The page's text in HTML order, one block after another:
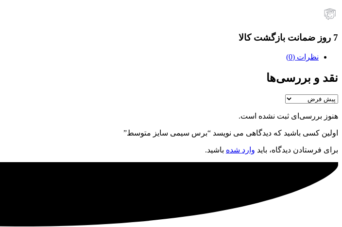
7 روز ضمانت بازگشت کالا
نظرات (0)
نقد و بررسی‌ها
هنوز بررسی‌ای ثبت نشده است.
اولین کسی باشید که دیدگاهی می نویسد “برس سیمی سایز متوسط”
برای فرستادن دیدگاه، باید وارد شده باشید.